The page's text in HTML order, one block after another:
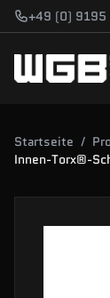
Zum+49 (0)
Startseite /
Innen-Torx®-